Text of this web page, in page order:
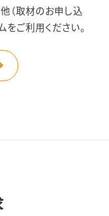
（取材のお申し込
ご利用ください。